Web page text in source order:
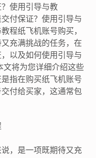
使用引导与教
付保证？使用引导与
程纸飞机账号购买，
充满挑战的任务，在
以及如何使用引导与
文将为您详细介绍这些
指在购买纸飞机账号
付给买家，这通常包
，是一项既期待又充